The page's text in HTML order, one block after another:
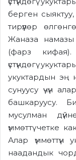
берген сыяктуу,
тирүүлөр
Жаназа
(фарз
үстүндөгү
укуктардын эң
сунуусу үчүн
башкаруусу.
мусулман
үммөттү четке
Алар үммөттүн
наадандык